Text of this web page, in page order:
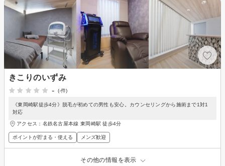
きこりのいずみ
-
(-件)
《東岡崎駅徒歩4分》脱毛が初めての男性も安心。カウンセリングから施術まで1対1
対応
アクセス：名鉄名古屋本線 東岡崎駅 徒歩4分
ポイントが貯まる・使える メンズ歓迎
その他の情報を表示